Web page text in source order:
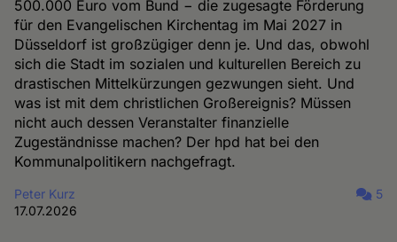
500.000 Euro vom Bund − die zugesagte Förderung
für den Evangelischen Kirchentag im Mai 2027 in
Düsseldorf ist großzügiger denn je. Und das, obwohl
sich die Stadt im sozialen und kulturellen Bereich zu
drastischen Mittelkürzungen gezwungen sieht. Und
was ist mit dem christlichen Großereignis? Müssen
nicht auch dessen Veranstalter finanzielle
Zugeständnisse machen? Der hpd hat bei den
Kommunalpolitikern nachgefragt.
Peter Kurz
17.07.2026
5